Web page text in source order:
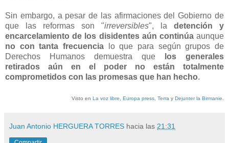
Sin embargo, a pesar de las afirmaciones del Gobierno de
que las reformas son "irreversibles", la detención y
encarcelamiento de los disidentes aún continúaaunque
no con tanta frecuencia lo que para según grupos de
Derechos Humanos demuestra que
los generales
retirados aún en el poder no están totalmente
comprometidos con las promesas que han hecho.
Visto en La voz libre Europa press Terra y Dejunter la Birmanie
Juan Antonio HERGUERA TORRES hacia las 21:31